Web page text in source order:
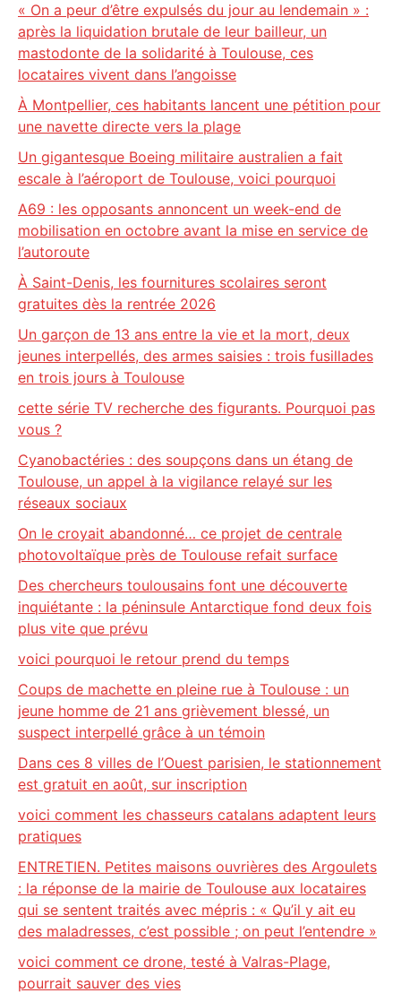
« On a peur d’être expulsés du jour au lendemain » :
après la liquidation brutale de leur bailleur, un
mastodonte de la solidarité à Toulouse, ces
locataires vivent dans l’angoisse
À Montpellier, ces habitants lancent une pétition pour
une navette directe vers la plage
Un gigantesque Boeing militaire australien a fait
escale à l’aéroport de Toulouse, voici pourquoi
A69 : les opposants annoncent un week-end de
mobilisation en octobre avant la mise en service de
l’autoroute
À Saint-Denis, les fournitures scolaires seront
gratuites dès la rentrée 2026
Un garçon de 13 ans entre la vie et la mort, deux
jeunes interpellés, des armes saisies : trois fusillades
en trois jours à Toulouse
cette série TV recherche des figurants. Pourquoi pas
vous ?
Cyanobactéries : des soupçons dans un étang de
Toulouse, un appel à la vigilance relayé sur les
réseaux sociaux
On le croyait abandonné… ce projet de centrale
photovoltaïque près de Toulouse refait surface
Des chercheurs toulousains font une découverte
inquiétante : la péninsule Antarctique fond deux fois
plus vite que prévu
voici pourquoi le retour prend du temps
Coups de machette en pleine rue à Toulouse : un
jeune homme de 21 ans grièvement blessé, un
suspect interpellé grâce à un témoin
Dans ces 8 villes de l’Ouest parisien, le stationnement
est gratuit en août, sur inscription
voici comment les chasseurs catalans adaptent leurs
pratiques
ENTRETIEN. Petites maisons ouvrières des Argoulets
: la réponse de la mairie de Toulouse aux locataires
qui se sentent traités avec mépris : « Qu’il y ait eu
des maladresses, c’est possible ; on peut l’entendre »
voici comment ce drone, testé à Valras-Plage,
pourrait sauver des vies